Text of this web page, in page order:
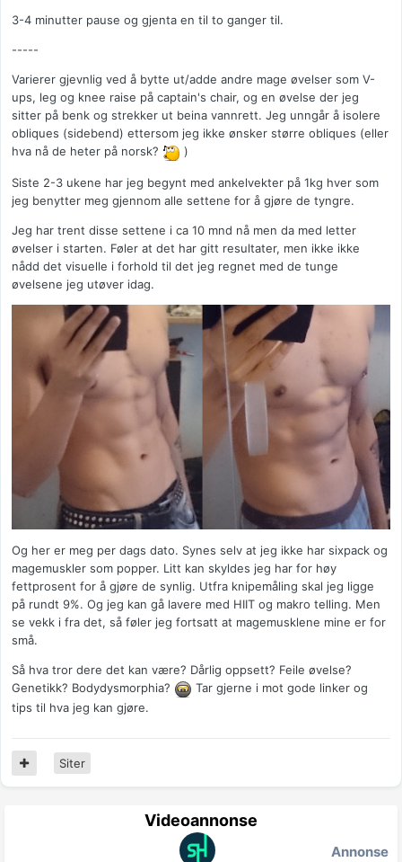
3-4 minutter pause og gjenta en til to ganger til.
-----
Varierer gjevnlig ved å bytte ut/adde andre mage øvelser som V-
ups, leg og knee raise på captain's chair, og en øvelse der jeg
sitter på benk og strekker ut beina vannrett. Jeg unngår å isolere
obliques (sidebend) ettersom jeg ikke ønsker større obliques (eller
hva nå de heter på norsk?
)
Siste 2-3 ukene har jeg begynt med ankelvekter på 1kg hver som
jeg benytter meg gjennom alle settene for å gjøre de tyngre.
Jeg har trent disse settene i ca 10 mnd nå men da med letter
øvelser i starten. Føler at det har gitt resultater, men ikke ikke
nådd det visuelle i forhold til det jeg regnet med de tunge
øvelsene jeg utøver idag.
Og her er meg per dags dato. Synes selv at jeg ikke har sixpack og
magemuskler som popper. Litt kan skyldes jeg har for høy
fettprosent for å gjøre de synlig. Utfra knipemåling skal jeg ligge
på rundt 9%. Og jeg kan gå lavere med HIIT og makro telling. Men
se vekk i fra det, så føler jeg fortsatt at magemusklene mine er for
små.
Så hva tror dere det kan være? Dårlig oppsett? Feile øvelse?
Genetikk? Bodydysmorphia?
Tar gjerne i mot gode linker og
tips til hva jeg kan gjøre.
Siter
Videoannonse
Annonse